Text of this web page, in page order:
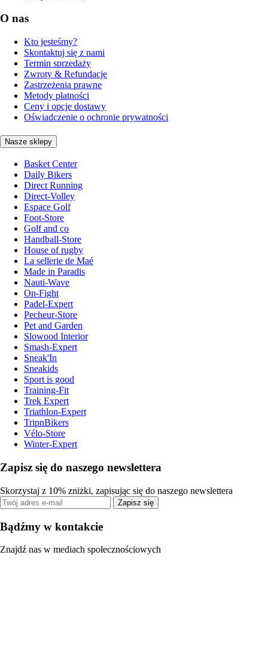
O nas
Kto jesteśmy?
Skontaktuj się z nami
Termin sprzedaży
Zwroty & Refundacje
Zastrzeżenia prawne
Metody płatności
Ceny i opcje dostawy
Oświadczenie o ochronie prywatności
Nasze sklepy
Basket Center
Daily Bikers
Direct Running
Direct-Volley
Espace Golf
Foot-Store
Golf and co
Handball-Store
House of rugby
La sellerie de Maé
Made in Paradis
Nauti-Wave
On-Fight
Padel-Expert
Pecheur-Store
Pet and Garden
Slowood Interior
Smash-Expert
Sneak'In
Sneakids
Sport is good
Training-Fit
Trek Expert
Triathlon-Expert
TripnBikers
Vélo-Store
Winter-Expert
Zapisz się do naszego newslettera
Skorzystaj z 10% zniżki, zapisując się do naszego newslettera
Zapisz się
Bądźmy w kontakcie
Znajdź nas w mediach społecznościowych